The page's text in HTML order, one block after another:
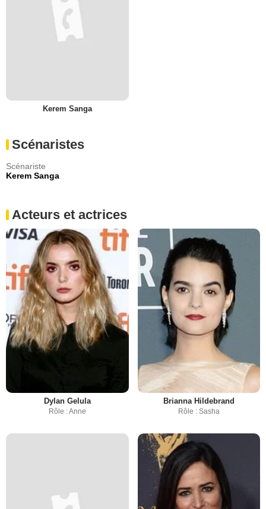
Kerem Sanga
Scénaristes
Scénariste
Kerem Sanga
Acteurs et actrices
Dylan Gelula
Rôle : Anne
Brianna Hildebrand
Rôle : Sasha